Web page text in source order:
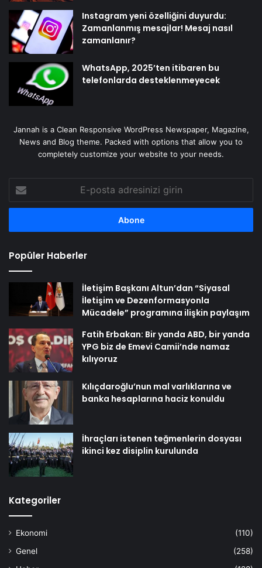
Instagram yeni özelliğini duyurdu:
Zamanlanmış mesajlar! Mesaj nasıl
zamanlanır?
WhatsApp, 2025’ten itibaren bu
telefonlarda desteklenmeyecek
Jannah is a Clean Responsive WordPress Newspaper, Magazine,
News and Blog theme. Packed with options that allow you to
completely customize your website to your needs.
posta
adresinizi
Popüler Haberler
İletişim Başkanı Altun’dan “Siyasal
İletişim ve Dezenformasyonla
Mücadele” programına ilişkin paylaşım
Fatih Erbakan: Bir yanda ABD, bir yanda
YPG biz de Emevi Camii’nde namaz
kılıyoruz
Kılıçdaroğlu’nun mal varlıklarına ve
banka hesaplarına haciz konuldu
İhraçları istenen teğmenlerin dosyası
ikinci kez disiplin kurulunda
Kategoriler
Ekonomi
(110)
Genel
(258)